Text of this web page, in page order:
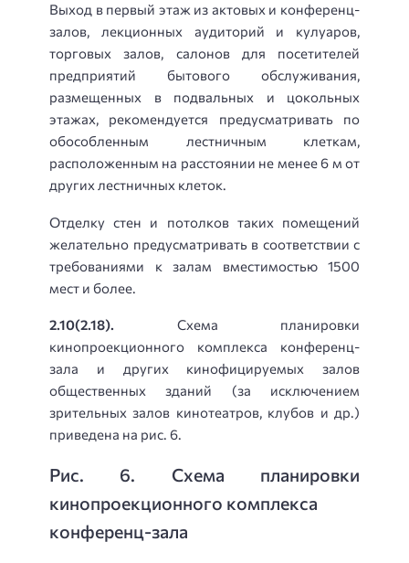
Выход в первый этаж из актовых и конференц-
залов, лекционных аудиторий и кулуаров,
торговых залов, салонов для посетителей
предприятий бытового обслуживания,
размещенных в подвальных и цокольных
этажах, рекомендуется предусматривать по
обособленным лестничным клеткам,
расположенным на расстоянии не менее 6 м от
других лестничных клеток.
Отделку стен и потолков таких помещений
желательно предусматривать в соответствии с
требованиями к залам вместимостью 1500
мест и более.
2.10(2.18). Схема планировки
кинопроекционного комплекса конференц-
зала и других кинофицируемых залов
общественных зданий (за исключением
зрительных залов кинотеатров, клубов и др.)
приведена на рис. 6.
Рис. 6. Схема планировки
кинопроекционного комплекса
конференц-зала